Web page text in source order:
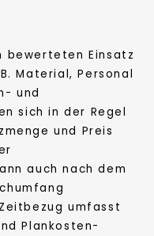
bewerteten Einsatz
Material, Personal
und
sich in der Regel
und Preis
auch nach dem
umfasst
Plankosten-